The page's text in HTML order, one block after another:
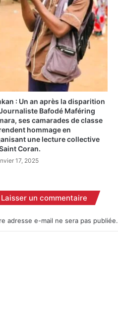
: Un an après la disparition
Bafodé Maféring
ses camarades de classe
hommage en
une lecture collective
Coran.
17, 2025
Laisser un commentaire
adresse e-mail ne sera pas publiée.